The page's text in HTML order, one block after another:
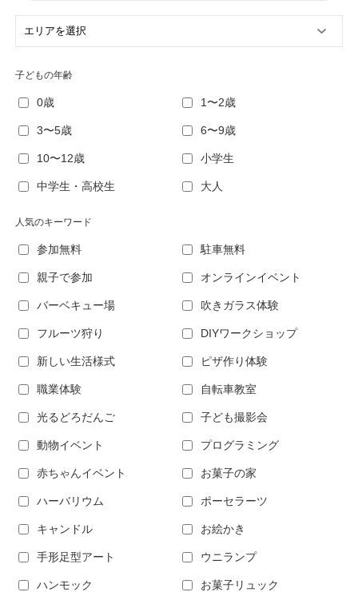
子どもの年齢
0歳 1〜2歳
3〜5歳 6〜9歳
10〜12歳 小学生
中学生・高校生 大人
人気のキーワード
参加無料 駐車無料
親子で参加 オンラインイベント
バーベキュー場 吹きガラス体験
フルーツ狩り DIYワークショップ
新しい生活様式 ピザ作り体験
職業体験 自転車教室
光るどろだんご 子ども撮影会
動物イベント プログラミング
赤ちゃんイベント お菓子の家
ハーバリウム ポーセラーツ
キャンドル お絵かき
手形足型アート ウニランプ
ハンモック お菓子リュック